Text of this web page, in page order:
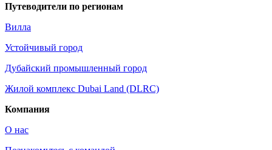
Путеводители по регионам
Вилла
Устойчивый город
Дубайский промышленный город
Жилой комплекс Dubai Land (DLRC)
Компания
О нас